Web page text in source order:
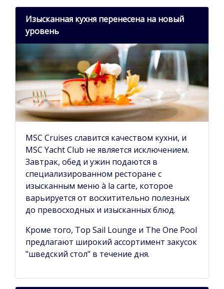
Изысканная кухня перенесена на новый
уровень
MSC Cruises славится качеством кухни, и
MSC Yacht Club не является исключением.
Завтрак, обед и ужин подаются в
специализированном ресторане с
изысканным меню à la carte, которое
варьируется от восхитительно полезных
до превосходных и изысканных блюд.
Кроме того, Top Sail Lounge и The One Pool
предлагают широкий ассортимент закусок
"шведский стол" в течение дня.